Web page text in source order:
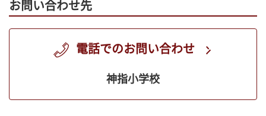
お問い合わせ先
電話でのお問い合わせ
神指小学校